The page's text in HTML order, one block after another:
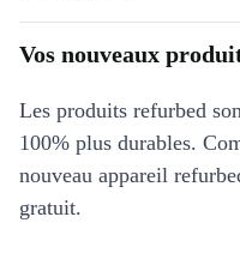
Vos nouveaux
Les produits refurbed
100% plus durables.
nouveau appareil
gratuit.